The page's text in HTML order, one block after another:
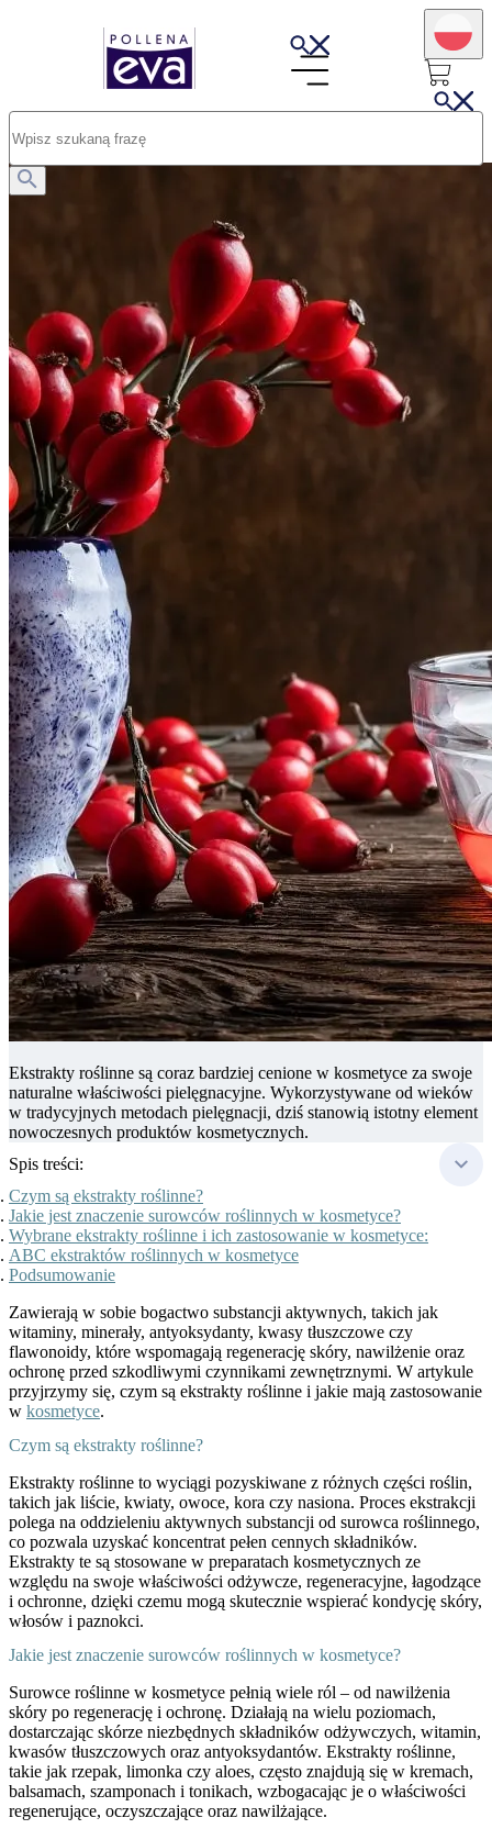
Opublikowano: 16.07.2025
Ekstrakty roślinne w kosmetykach. Czym są i jaka jest ich rola?
Ekstrakty roślinne są coraz bardziej cenione w kosmetyce za swoje
naturalne właściwości pielęgnacyjne. Wykorzystywane od wieków
w tradycyjnych metodach pielęgnacji, dziś stanowią istotny element
nowoczesnych produktów kosmetycznych.
Spis treści:
Czym są ekstrakty roślinne?
Jakie jest znaczenie surowców roślinnych w kosmetyce?
Wybrane ekstrakty roślinne i ich zastosowanie w kosmetyce:
ABC ekstraktów roślinnych w kosmetyce
Podsumowanie
Zawierają w sobie bogactwo substancji aktywnych, takich jak
witaminy, minerały, antyoksydanty, kwasy tłuszczowe czy
flawonoidy, które wspomagają regenerację skóry, nawilżenie oraz
ochronę przed szkodliwymi czynnikami zewnętrznymi. W artykule
przyjrzymy się, czym są ekstrakty roślinne i jakie mają zastosowanie
w kosmetyce.
Czym są ekstrakty roślinne?
Ekstrakty roślinne to wyciągi pozyskiwane z różnych części roślin,
takich jak liście, kwiaty, owoce, kora czy nasiona. Proces ekstrakcji
polega na oddzieleniu aktywnych substancji od surowca roślinnego,
co pozwala uzyskać koncentrat pełen cennych składników.
Ekstrakty te są stosowane w preparatach kosmetycznych ze
względu na swoje właściwości odżywcze, regeneracyjne, łagodzące
i ochronne, dzięki czemu mogą skutecznie wspierać kondycję skóry,
włosów i paznokci.
Jakie jest znaczenie surowców roślinnych w kosmetyce?
Surowce roślinne w kosmetyce pełnią wiele ról – od nawilżenia
skóry po regenerację i ochronę. Działają na wielu poziomach,
dostarczając skórze niezbędnych składników odżywczych, witamin,
kwasów tłuszczowych oraz antyoksydantów. Ekstrakty roślinne,
takie jak rzepak, limonka czy aloes, często znajdują się w kremach,
balsamach, szamponach i tonikach, wzbogacając je o właściwości
regenerujące, oczyszczające oraz nawilżające.